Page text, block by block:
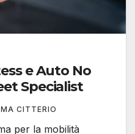
e Auto No
Specialist
CITTERIO
per la mobilità